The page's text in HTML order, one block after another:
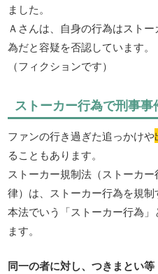
ました。
Ａさんは、自身の行為はストー
為だと容疑を否認しています。
（フィクションです）
ストーカー行為で刑事事
ファンの行き過ぎた追っかけや
ることもあります。
ストーカー規制法（ストーカ
律）は、ストーカー行為を規制
本法でいう「ストーカー行為
ます。
同一の者に対し、つきまとい